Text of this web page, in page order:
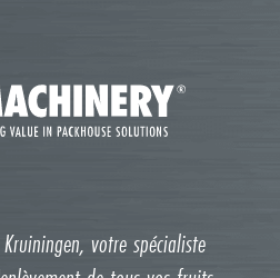
votre spécialiste